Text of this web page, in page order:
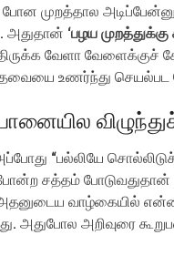
போன முறத்தால
அதுதான் ‘பழய
வேளா வேளைக்குச்
உணர்ந்து செயல்பட
“பல்லியே
சத்தம் போடுவதுதான்
வாழ்கையில்
அதுபோல அறிவுரை